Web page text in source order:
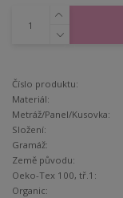
Číslo produktu:
Materiál:
Metráž/Panel/Kusovka:
Složení:
Gramáž:
Země původu:
Oeko-Tex 100, tř.1:
Organic: